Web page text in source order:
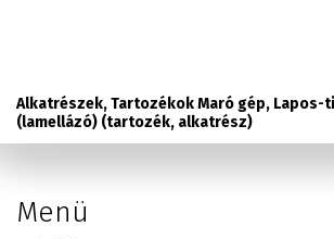
Alkatrészek, Tartozékok Maró gép, Lapos-
(lamellázó) (tartozék, alkatrész)
Menü